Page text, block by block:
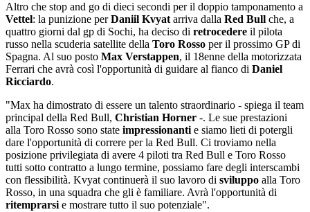
Altro che stop and go di dieci secondi per il doppio tamponamento a
Vettel: la punizione perDaniil Kvyat arriva dalla Red Bull che, a
quattro giorni dal gp di Sochi, ha deciso di retrocedere il pilota
russo nella scuderia satellite della Toro Rosso per il prossimo GP di
Spagna. Al suo posto Max Verstappen, il 18enne della motorizzata
Ferrari che avrà così l'opportunità di guidare al fianco di Daniel
Ricciardo.
"Max ha dimostrato di essere un talento straordinario - spiega il team
principal della Red Bull, Christian Horner -. Le sue prestazioni
alla Toro Rosso sono state impressionanti e siamo lieti di potergli
dare l'opportunità di correre per la Red Bull. Ci troviamo nella
posizione privilegiata di avere 4 piloti tra Red Bull e Toro Rosso
tutti sotto contratto a lungo termine, possiamo fare degli interscambi
con flessibilità. Kvyat continuerà il suo lavoro di sviluppo alla Toro
Rosso, in una squadra che gli è familiare. Avrà l'opportunità di
ritemprarsi e mostrare tutto il suo potenziale".